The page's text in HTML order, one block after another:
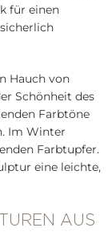
für einen
Hauch von
Schönheit des
Farbtöne
Im Winter
Farbtupfer.
eine leichte,
AUS